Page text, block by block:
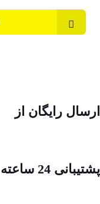
ارسال رایگان از
پشتیبانی 24 ساعته